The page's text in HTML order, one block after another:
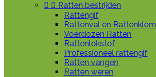
  Ratten bestrijden
Rattengif
Rattenval en Rattenklem
Voerdozen Ratten
Rattenlokstof
Professioneel rattengif
Ratten vangen
Ratten weren